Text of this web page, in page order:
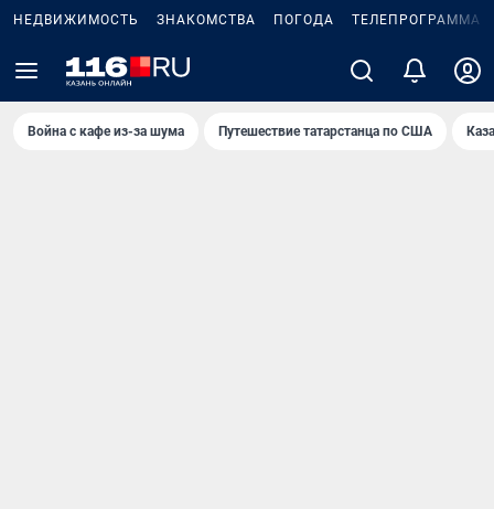
НЕДВИЖИМОСТЬ ЗНАКОМСТВА ПОГОДА ТЕЛЕПРОГРАММА
Война с кафе из-за шума Путешествие татарстанца по США